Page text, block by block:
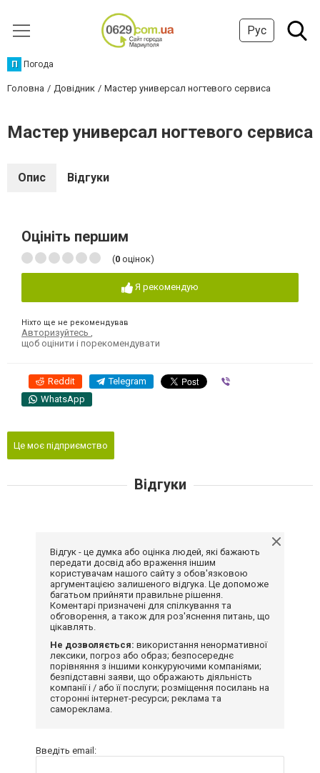
Рус
П Погода
Головна Довідник Мастер универсал ногтевого сервиса
Мастер универсал ногтевого сервиса
Опис Відгуки
Оцініть першим
(0 оцінок)
Я рекомендую
Ніхто ще не рекомендував
Авторизуйтесь
щоб оцінити і порекомендувати
Reddit Telegram
WhatsApp
Це моє підприємство
Відгуки
Відгук - це думка або оцінка людей, які бажають
передати досвід або враження іншим
користувачам нашого сайту з обов'язковою
аргументацією залишеного відгука. Це допоможе
багатьом прийняти правильне рішення.
Коментарі призначені для спілкування та
обговорення, а також для роз'яснення питань, що
цікавлять.
Не дозволяється: використання ненормативної
лексики, погроз або образ; безпосереднє
порівняння з іншими конкуруючими компаніями;
безпідставні заяви, що ображають діяльність
компанії і / або її послуги; розміщення посилань на
сторонні інтернет-ресурси; реклама та
самореклама.
Введіть email: